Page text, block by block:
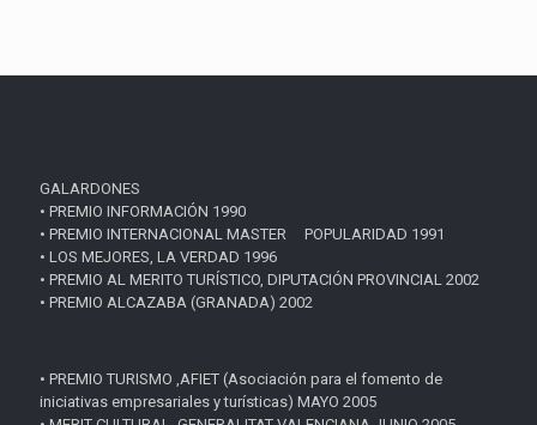
GALARDONES
• PREMIO INFORMACIÓN 1990
• PREMIO INTERNACIONAL MASTER POPULARIDAD 1991
• LOS MEJORES, LA VERDAD 1996
• PREMIO AL MERITO TURÍSTICO, DIPUTACIÓN PROVINCIAL 2002
• PREMIO ALCAZABA (GRANADA) 2002
• PREMIO TURISMO ,AFIET (Asociación para el fomento de
iniciativas empresariales y turísticas) MAYO 2005